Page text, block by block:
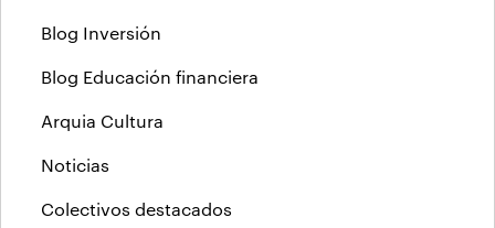
Blog Inversión
Blog Educación financiera
Arquia Cultura
Noticias
Colectivos destacados